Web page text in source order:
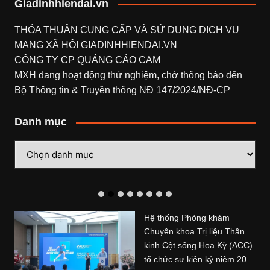
Giadinhhiendai.vn
THỎA THUẬN CUNG CẤP VÀ SỬ DỤNG DỊCH VỤ
MẠNG XÃ HỘI GIADINHHIENDAI.VN
CÔNG TY CP QUẢNG CÁO CAM
MXH đang hoạt động thử nghiệm, chờ thông báo đến
Bộ Thông tin & Truyền thông NĐ 147/2024/NĐ-CP
Danh mục
mục
Hệ thống Phòng khám
Chuyên khoa Trị liệu Thần
kinh Cột sống Hoa Kỳ (ACC)
tổ chức sự kiện kỷ niệm 20